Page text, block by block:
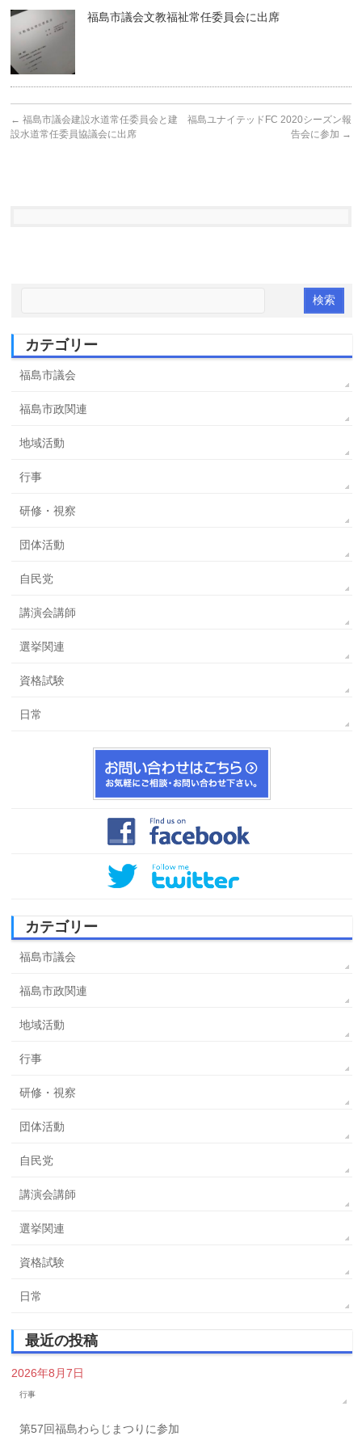
福島市議会文教福祉常任委員会に出席
← 福島市議会建設水道常任委員会と建
設水道常任委員協議会に出席
福島ユナイテッドFC 2020シーズン報
告会に参加 →
カテゴリー
福島市議会
福島市政関連
地域活動
行事
研修・視察
団体活動
自民党
講演会講師
選挙関連
資格試験
日常
カテゴリー
福島市議会
福島市政関連
地域活動
行事
研修・視察
団体活動
自民党
講演会講師
選挙関連
資格試験
日常
最近の投稿
2026年8月7日
行事
第57回福島わらじまつりに参加